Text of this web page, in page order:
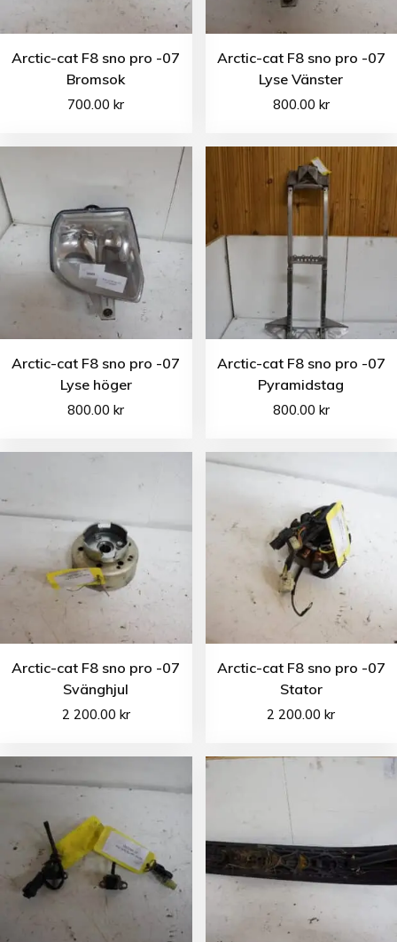
Arctic-cat F8 sno pro -07
Bromsok
700.00kr
Arctic-cat F8 sno pro -07
Lyse Vänster
800.00 kr
Arctic-cat F8 sno pro -07
Lyse höger
800.00kr
Arctic-cat F8 sno pro -07
Pyramidstag
800.00 kr
Arctic-cat F8 sno pro -07
Svänghjul
2 200.00 kr
Arctic-cat F8 sno pro -07
Stator
2 200.00kr